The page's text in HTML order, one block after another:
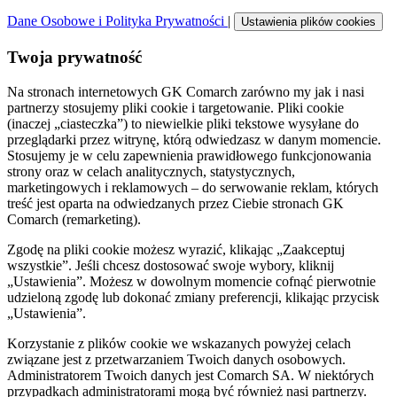
Dane Osobowe i Polityka Prywatności | Ustawienia plików cookies
Twoja prywatność
Na stronach internetowych GK Comarch zarówno my jak i nasi
partnerzy stosujemy pliki cookie i targetowanie. Pliki cookie
(inaczej „ciasteczka”) to niewielkie pliki tekstowe wysyłane do
przeglądarki przez witrynę, którą odwiedzasz w danym momencie.
Stosujemy je w celu zapewnienia prawidłowego funkcjonowania
strony oraz w celach analitycznych, statystycznych,
marketingowych i reklamowych – do serwowanie reklam, których
treść jest oparta na odwiedzanych przez Ciebie stronach GK
Comarch (remarketing).
Zgodę na pliki cookie możesz wyrazić, klikając „Zaakceptuj
wszystkie”. Jeśli chcesz dostosować swoje wybory, kliknij
„Ustawienia”. Możesz w dowolnym momencie cofnąć pierwotnie
udzieloną zgodę lub dokonać zmiany preferencji, klikając przycisk
„Ustawienia”.
Korzystanie z plików cookie we wskazanych powyżej celach
związane jest z przetwarzaniem Twoich danych osobowych.
Administratorem Twoich danych jest Comarch SA. W niektórych
przypadkach administratorami mogą być również nasi partnerzy.